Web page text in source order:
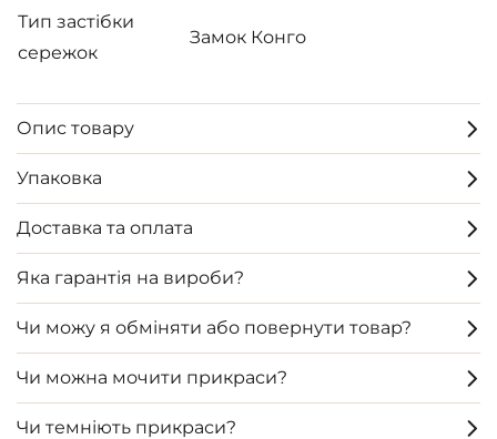
Тип застібки
сережок
Замок Конго
Опис товару
Упаковка
Доставка та оплата
Яка гарантія на вироби?
Чи можу я обміняти або повернути товар?
Чи можна мочити прикраси?
Чи темніють прикраси?